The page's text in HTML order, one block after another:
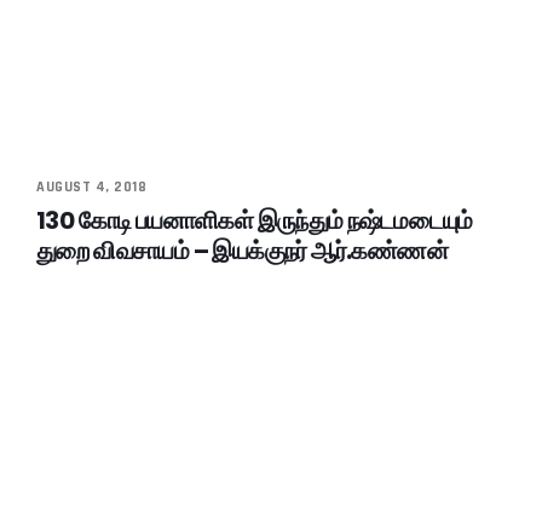
AUGUST 4, 2018
130 கோடி பயனாளிகள் இருந்தும் நஷ்டமடையும்
துறை விவசாயம் – இயக்குநர் ஆர்.கண்ணன்